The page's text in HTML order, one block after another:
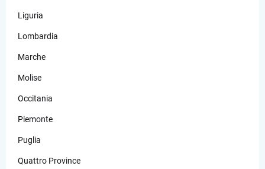
Liguria
Lombardia
Marche
Molise
Occitania
Piemonte
Puglia
Quattro Province